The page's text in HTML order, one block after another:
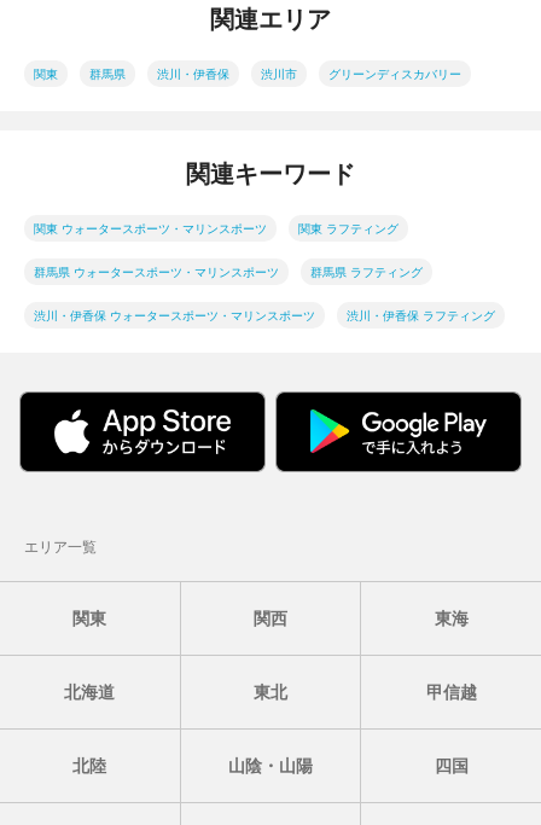
関連エリア
関東 群馬県 渋川・伊香保 渋川市 グリーンディスカバリー
関連キーワード
関東 ウォータースポーツ・マリンスポーツ 関東 ラフティング
群馬県 ウォータースポーツ・マリンスポーツ 群馬県 ラフティング
渋川・伊香保 ウォータースポーツ・マリンスポーツ 渋川・伊香保 ラフティング
エリア一覧
関東 関西 東海
北海道 東北 甲信越
北陸 山陰・山陽 四国